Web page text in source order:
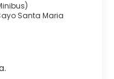
Santa Maria